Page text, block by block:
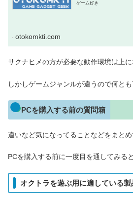
ゲーム好き
otokomkti.com
サクナヒメの方が必要な動作環境は上
しかしゲームジャンルが違うので何と
PCを購入する前の質問箱
違いなど気になってることなどをまと
PCを購入する前に一度目を通してみる
オクトラを遊ぶ用に適している製